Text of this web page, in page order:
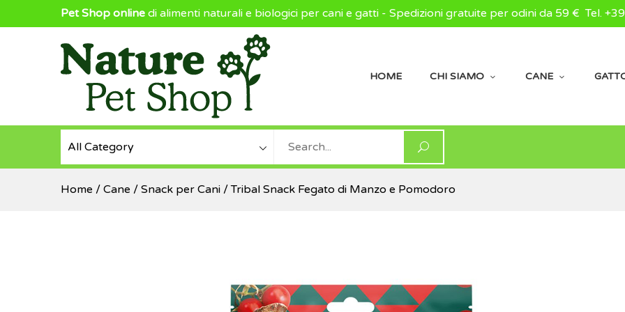
Pet Shop online di alimenti naturali e biologici per cani e gatti - Spedizioni gratuite per odini da 59 € Tel.
NaturePetShop
HOME CHI SIAMO CANE
Home / Cane / Snack per Cani / Tribal Snack Fegato di Manzo e Pomodoro